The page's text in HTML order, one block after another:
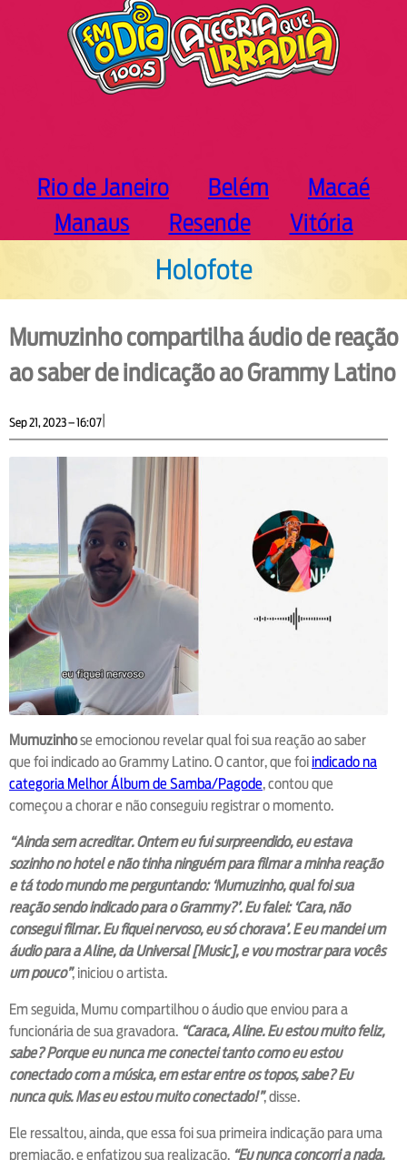
Rio de Janeiro Belém
Macaé
Manaus
Resende Vitória
Holofote
Mumuzinho compartilha áudio de reação
ao saber de indicação ao Grammy Latino
Sep 21, 2023 – 16:07
Mumuzinhose emocionou revelar qual foi sua reação ao saber
que foi indicado ao Grammy Latino. O cantor, que foi indicado na
categoria Melhor Álbum de Samba/Pagode, contou que
começou a chorar e não conseguiu registrar o momento.
“Ainda sem acreditar. Ontem eu fui surpreendido, eu estava
sozinho no hotel e não tinha ninguém para filmar a minha reação
e tá todo mundo me perguntando: ‘Mumuzinho, qual foi sua
reação sendo indicado para o Grammy?’. Eu falei: ‘Cara, não
consegui filmar. Eu fiquei nervoso, eu só chorava’. E eu mandei um
áudio para a Aline, da Universal [Music], e vou mostrar para vocês
um pouco”, iniciou o artista.
Em seguida, Mumu compartilhou o áudio que enviou para a
funcionária de sua gravadora. “Caraca, Aline. Eu estou muito feliz,
sabe? Porque eu nunca me conectei tanto como eu estou
conectado com a música, em estar entre os topos, sabe? Eu
nunca quis. Mas eu estou muito conectado!”, disse.
Ele ressaltou, ainda, que essa foi sua primeira indicação para uma
premiação, e enfatizou sua realização. “Eu nunca concorri a nada,